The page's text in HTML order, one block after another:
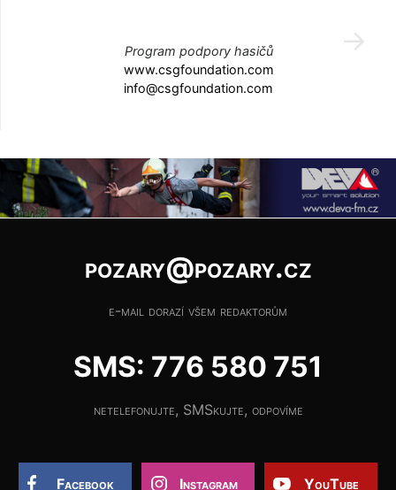
Program podpory hasičů
www.csgfoundation.com
info@csgfoundation.com
pozary@pozary.cz
e-mail dorazí všem redaktorům
SMS: 776 580 751
netelefonujte, SMSkujte, odpovíme
Facebook Instagram YouTube